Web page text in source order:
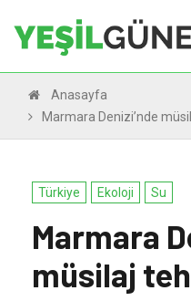
Anasayfa
Marmara Denizi’nde
Türkiye Ekoloji Su
Marmara
müsilaj